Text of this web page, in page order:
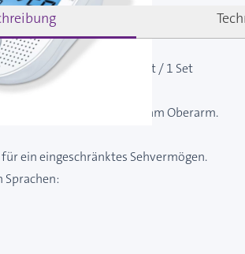
Blutdruckmessgerät / 1 Set
und Pulsmessung am Oberarm.
ein eingeschränktes Sehvermögen.